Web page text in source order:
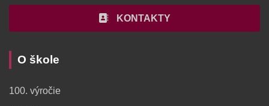
KONTAKTY
O škole
100. výročie